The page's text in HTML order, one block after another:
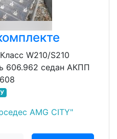
W210/S210
606.962 седан АКПП
AMG CITY"